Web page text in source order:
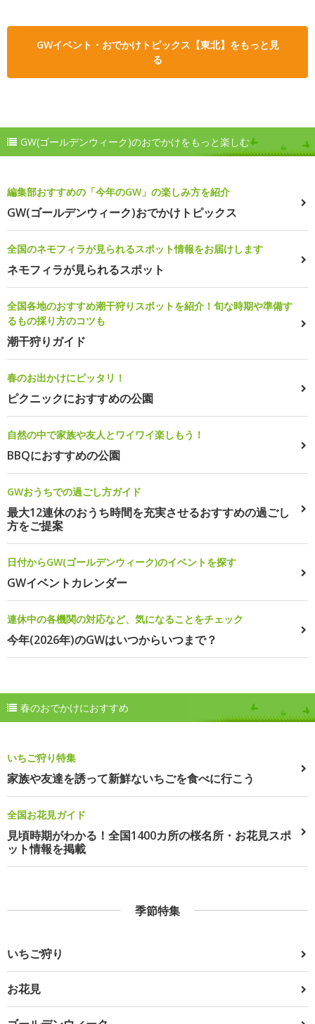
GWイベント・おでかけトピックス【東北】をもっと見
る
GW(ゴールデンウィーク)のおでかけをもっと楽しむ
編集部おすすめの「今年のGW」の楽しみ方を紹介
GW(ゴールデンウィーク)おでかけトピックス
全国のネモフィラが見られるスポット情報をお届けします
ネモフィラが見られるスポット
全国各地のおすすめ潮干狩りスポットを紹介！旬な時期や準備す
るもの採り方のコツも
潮干狩りガイド
春のお出かけにピッタリ！
ピクニックにおすすめの公園
自然の中で家族や友人とワイワイ楽しもう！
BBQにおすすめの公園
GWおうちでの過ごし方ガイド
最大12連休のおうち時間を充実させるおすすめの過ごし
方をご提案
日付からGW(ゴールデンウィーク)のイベントを探す
GWイベントカレンダー
連休中の各機関の対応など、気になることをチェック
今年(2026年)のGWはいつからいつまで？
春のおでかけにおすすめ
いちご狩り特集
家族や友達を誘って新鮮ないちごを食べに行こう
全国お花見ガイド
見頃時期がわかる！全国1400カ所の桜名所・お花見スポ
ット情報を掲載
季節特集
いちご狩り
お花見